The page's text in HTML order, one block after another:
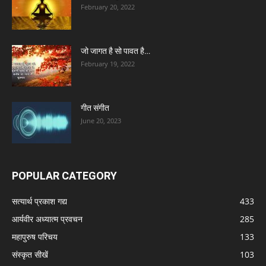
February 20, 2022
जो जागत है सो पावत है…
February 19, 2022
गीत संगीत
June 20, 2023
POPULAR CATEGORY
सत्यार्थ प्रकाश गद्य
433
आर्यवीर अध्यात्म प्रवचन
285
महापुरुष परिचय
133
संस्कृत सीखें
103